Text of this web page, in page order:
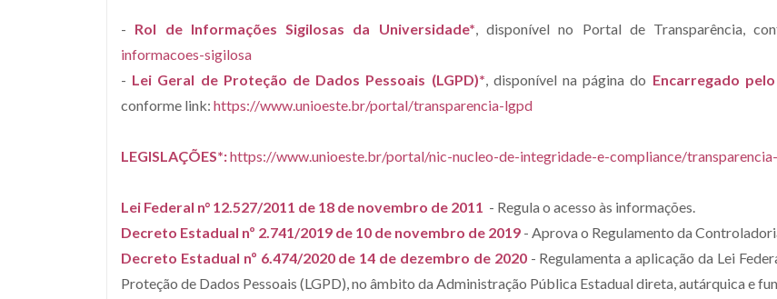
- Rol de Informações Sigilosas da Universidade*, disponível no Portal de Transparência,
informacoes-sigilosa
- Lei Geral de Proteção de Dados Pessoais (LGPD)*, disponível na página do Encarregado
conforme link: https://www.unioeste.br/portal/transparencia-lgpd
LEGISLAÇÕES*:https://www.unioeste.br/portal/nic-nucleo-de-integridade-e-compliance/
Lei Federal n° 12.527/2011 de 18 de novembro de 2011 - Regula o acesso às informações.
Decreto Estadual nº 2.741/2019 de 10 de novembro de 2019 - Aprova o Regulamento da
Decreto Estadual nº 6.474/2020 de 14 de dezembro de 2020- Regulamenta a aplicação da Lei
Proteção de Dados Pessoais (LGPD), no âmbito da Administração Pública Estadual direta, autárquica e